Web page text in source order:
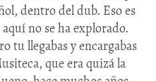
dentro del dub. Eso es
no se ha explorado.
tu llegabas y encargabas
que era quizá la